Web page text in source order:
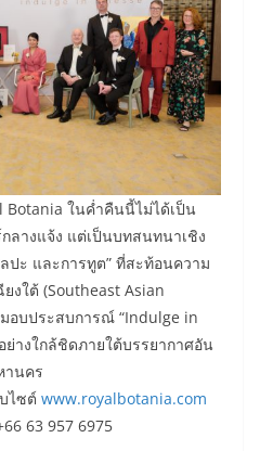
Botania ในค่ำคืนนี้ไม่ได้เป็น
ลางแจ้ง แต่เป็นบทสนทนาเชิง
ปะ และการทูต” ที่สะท้อนความ
งใต้ (Southeast Asian
อบประสบการณ์ “Indulge in
ย่างใกล้ชิดภายใต้บรรยากาศอัน
านคร
ไซต์ www.royalbotania.com
63 957 6975